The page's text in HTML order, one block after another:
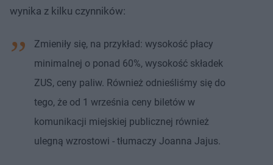
wynika z kilku czynników:
Zmieniły się, na przykład: wysokość płacy
minimalnej o ponad 60%, wysokość składek
ZUS, ceny paliw. Również odnieśliśmy się do
tego, że od 1 września ceny biletów w
komunikacji miejskiej publicznej również
ulegną wzrostowi - tłumaczy Joanna Jajus.